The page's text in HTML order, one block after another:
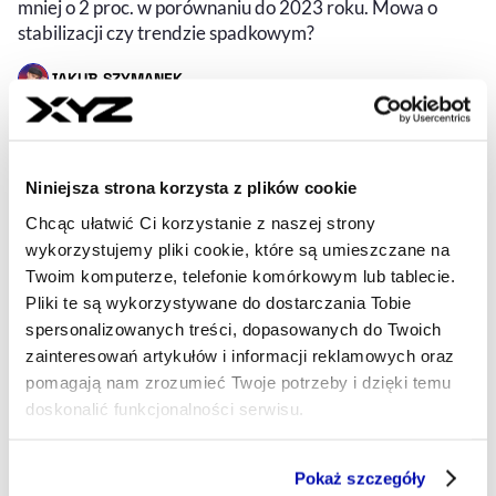
Niniejsza strona korzysta z plików cookie
Chcąc ułatwić Ci korzystanie z naszej strony
wykorzystujemy pliki cookie, które są umieszczane na
Twoim komputerze, telefonie komórkowym lub tablecie.
Pliki te są wykorzystywane do dostarczania Tobie
spersonalizowanych treści, dopasowanych do Twoich
zainteresowań artykułów i informacji reklamowych oraz
pomagają nam zrozumieć Twoje potrzeby i dzięki temu
doskonalić funkcjonalności serwisu.
Pokaż szczegóły
mniej o 2 proc. w porównaniu do 2023 roku. Mowa o
stabilizacji czy trendzie spadkowym?
JAKUB SZYMANEK
20.04.2025, 07:30